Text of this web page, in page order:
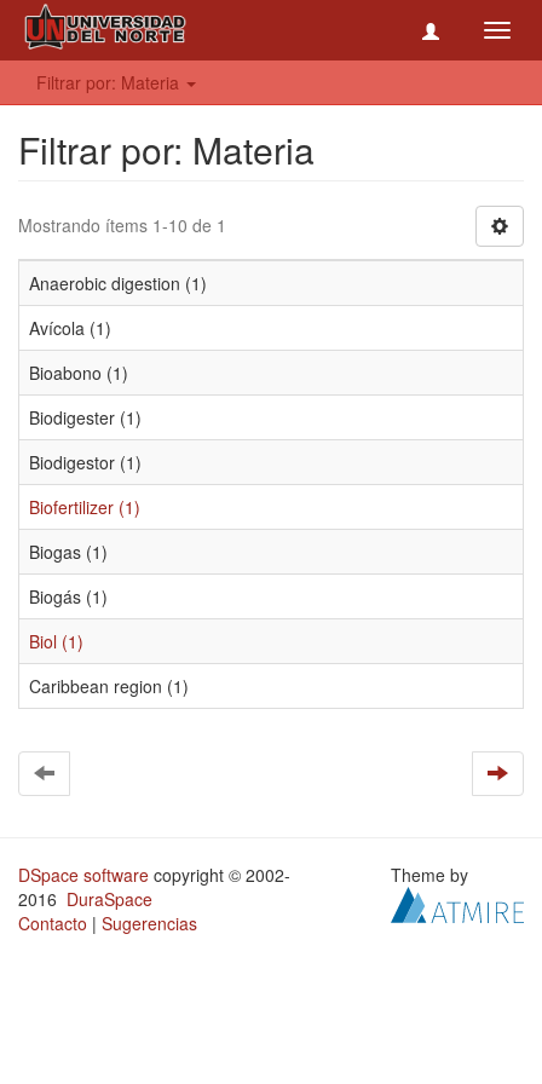
Filtrar por: Materia
Filtrar por: Materia
Mostrando ítems 1-10 de 1
Anaerobic digestion (1)
Avícola (1)
Bioabono (1)
Biodigester (1)
Biodigestor (1)
Biofertilizer (1)
Biogas (1)
Biogás (1)
Biol (1)
Caribbean region (1)
DSpace software copyright © 2002-
2016 DuraSpace
Contacto | Sugerencias
Theme by